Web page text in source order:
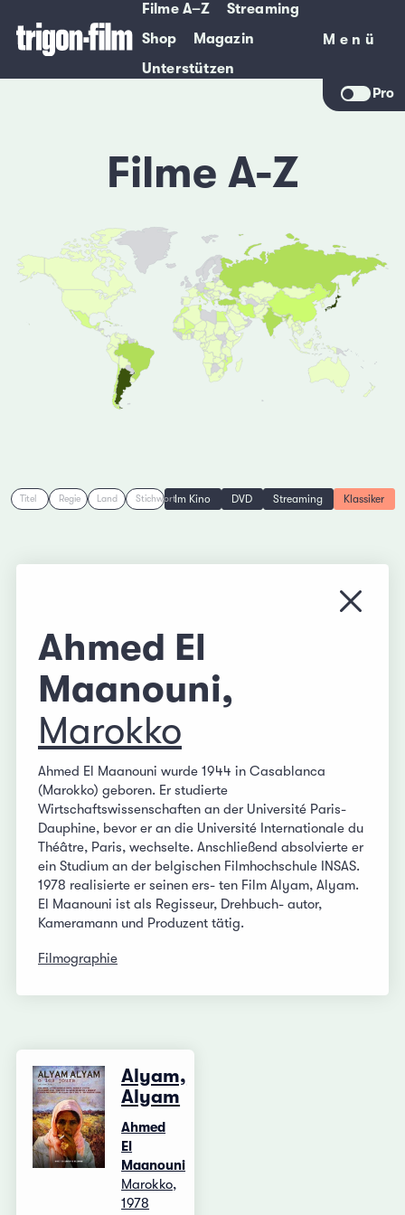
Filme A–Z
Streaming
Shop
Magazin
Unterstützen
Menü
Menü
Pro
Filme A-Z
Titel Regie Land StichwortIm Kino DVD Streaming Klassiker
Menü
Ahmed El
Maanouni,
Marokko
Ahmed El Maanouni wurde 1944 in Casablanca
(Marokko) geboren. Er studierte
Wirtschaftswissenschaften an der Université Paris-
Dauphine, bevor er an die Université Internationale du
Théâtre, Paris, wechselte. Anschließend absolvierte er
ein Studium an der belgischen Filmhochschule INSAS.
1978 realisierte er seinen ers- ten Film Alyam, Alyam.
El Maanouni ist als Regisseur, Drehbuch- autor,
Kameramann und Produzent tätig.
Filmographie
Alyam,
Alyam
Ahmed
El
Maanouni
Marokko,
1978